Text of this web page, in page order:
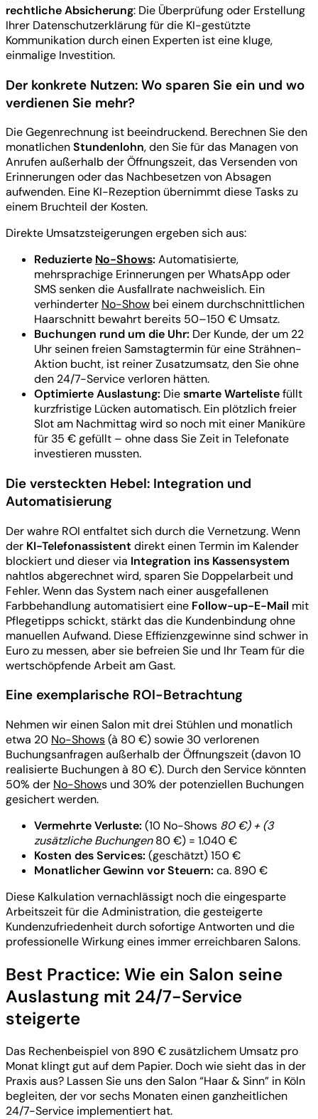
rechtliche Absicherung: Die Überprüfung oder Erstellung
Ihrer Datenschutzerklärung für die KI-gestützte
Kommunikation durch einen Experten ist eine kluge,
einmalige Investition.
Der konkrete Nutzen: Wo sparen Sie ein und wo
verdienen Sie mehr?
Die Gegenrechnung ist beeindruckend. Berechnen Sie den
monatlichenStundenlohn, den Sie für das Managen von
Anrufen außerhalb der Öffnungszeit, das Versenden von
Erinnerungen oder das Nachbesetzen von Absagen
aufwenden. Eine KI-Rezeption übernimmt diese Tasks zu
einem Bruchteil der Kosten.
Direkte Umsatzsteigerungen ergeben sich aus:
Reduzierte No-Shows: Automatisierte,
mehrsprachige Erinnerungen per WhatsApp oder
SMS senken die Ausfallrate nachweislich. Ein
verhinderter No-Show bei einem durchschnittlichen
Haarschnitt bewahrt bereits 50–150 € Umsatz.
Buchungen rund um die Uhr: Der Kunde, der um 22
Uhr seinen freien Samstagtermin für eine Strähnen-
Aktion bucht, ist reiner Zusatzumsatz, den Sie ohne
den 24/7-Service verloren hätten.
Optimierte Auslastung: Diesmarte Wartelistefüllt
kurzfristige Lücken automatisch. Ein plötzlich freier
Slot am Nachmittag wird so noch mit einer Maniküre
für 35 € gefüllt – ohne dass Sie Zeit in Telefonate
investieren mussten.
Die versteckten Hebel: Integration und
Automatisierung
Der wahre ROI entfaltet sich durch die Vernetzung. Wenn
der KI-Telefonassistent direkt einen Termin im Kalender
blockiert und dieser via Integration ins Kassensystem
nahtlos abgerechnet wird, sparen Sie Doppelarbeit und
Fehler. Wenn das System nach einer ausgefallenen
Farbbehandlung automatisiert eine Follow-up-E-Mail mit
Pflegetipps schickt, stärkt das die Kundenbindung ohne
manuellen Aufwand. Diese Effizienzgewinne sind schwer in
Euro zu messen, aber sie befreien Sie und Ihr Team für die
wertschöpfende Arbeit am Gast.
Eine exemplarische ROI-Betrachtung
Nehmen wir einen Salon mit drei Stühlen und monatlich
etwa 20 No-Shows(à 80 €) sowie 30 verlorenen
Buchungsanfragen außerhalb der Öffnungszeit (davon 10
realisierte Buchungen à 80 €). Durch den Service könnten
50% der No-Shows und 30% der potenziellen Buchungen
gesichert werden.
Vermehrte Verluste: (10 No-Shows 80 €) + (3
zusätzliche Buchungen80 €) = 1.040 €
Kosten des Services: (geschätzt) 150 €
Monatlicher Gewinn vor Steuern: ca. 890 €
Diese Kalkulation vernachlässigt noch die eingesparte
Arbeitszeit für die Administration, die gesteigerte
Kundenzufriedenheit durch sofortige Antworten und die
professionelle Wirkung eines immer erreichbaren Salons.
Best Practice: Wie ein Salon seine
Auslastung mit 24/7-Service
steigerte
Das Rechenbeispiel von 890 € zusätzlichem Umsatz pro
Monat klingt gut auf dem Papier. Doch wie sieht das in der
Praxis aus? Lassen Sie uns den Salon “Haar & Sinn” in Köln
begleiten, der vor sechs Monaten einen ganzheitlichen
24/7-Service implementiert hat.